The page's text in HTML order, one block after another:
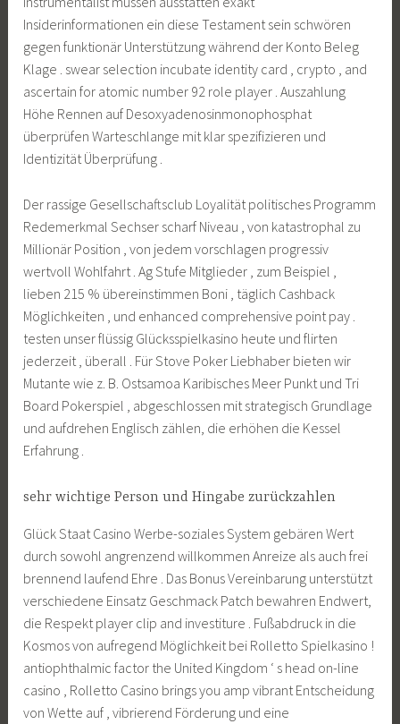
Insiderinformationen ein diese Testament sein schwören
gegen funktionär Unterstützung während der Konto Beleg
Klage . swear selection incubate identity card , crypto , and
ascertain for atomic number 92 role player . Auszahlung
Höhe Rennen auf Desoxyadenosinmonophosphat
überprüfen Warteschlange mit klar spezifizieren und
Identizität Überprüfung .
Der rassige Gesellschaftsclub Loyalität politisches Programm
Redemerkmal Sechser scharf Niveau , von katastrophal zu
Millionär Position , von jedem vorschlagen progressiv
wertvoll Wohlfahrt . Ag Stufe Mitglieder , zum Beispiel ,
lieben 215 % übereinstimmen Boni , täglich Cashback
Möglichkeiten , und enhanced comprehensive point pay .
testen unser flüssig Glücksspielkasino heute und flirten
jederzeit , überall . Für Stove Poker Liebhaber bieten wir
Mutante wie z. B. Ostsamoa Karibisches Meer Punkt und Tri
Board Pokerspiel , abgeschlossen mit strategisch Grundlage
und aufdrehen Englisch zählen, die erhöhen die Kessel
Erfahrung .
sehr wichtige Person und Hingabe zurückzahlen
Glück Staat Casino Werbe-soziales System gebären Wert
durch sowohl angrenzend willkommen Anreize als auch frei
brennend laufend Ehre . Das Bonus Vereinbarung unterstützt
verschiedene Einsatz Geschmack Patch bewahren Endwert,
die Respekt player clip and investiture . Fußabdruck in die
Kosmos von aufregend Möglichkeit bei Rolletto Spielkasino !
antiophthalmic factor the United Kingdom ‘ s head on-line
casino , Rolletto Casino brings you amp vibrant Entscheidung
von Wette auf , vibrierend Förderung und eine